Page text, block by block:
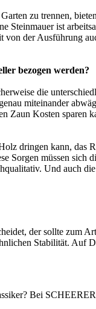
zu trennen,
Steinmauer ist
der Ausführung
bezogen werden?
die
miteinander
Zaun Kosten
dringen kann,
Sorgen müssen
Und auch
der sollte zum
Stabilität. Auf
Bei